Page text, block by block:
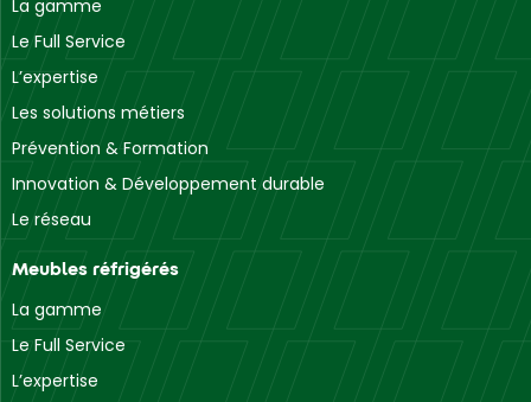
La gamme
Le Full Service
L’expertise
Les solutions métiers
Prévention & Formation
Innovation & Développement durable
Le réseau
Meubles réfrigérés
La gamme
Le Full Service
L’expertise